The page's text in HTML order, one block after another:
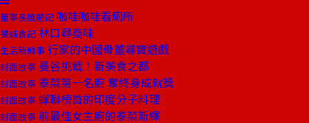
董事長嬉遊記 咖哇咖哇看廁所
饕姊食記 林口尋秦味
生活新鮮事 行家的中國骨董尋寶遊戲
封面故事 曼谷挑戰！新美食之都
封面故事 泰菜第一名廚 奪終身成就獎
封面故事 蟬聯榜首的印度分子料理
封面故事 前最佳女主廚的泰菜新繹